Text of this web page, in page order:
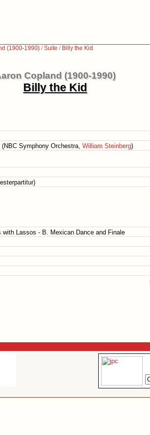
(1900-1990) /Suite / Billy the Kid
Copland (1900-1990)
Billy the Kid
Symphony Orchestra, William Steinberg)
with Lassos - B. Mexican Dance and Finale